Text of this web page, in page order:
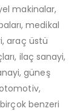
makinalar,
medikal
araç üstü
ilaç sanayi,
güneş
benzeri